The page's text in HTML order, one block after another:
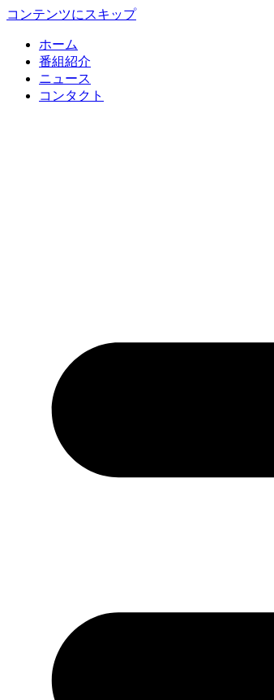
コンテンツにスキップ
ホーム
番組紹介
ニュース
コンタクト